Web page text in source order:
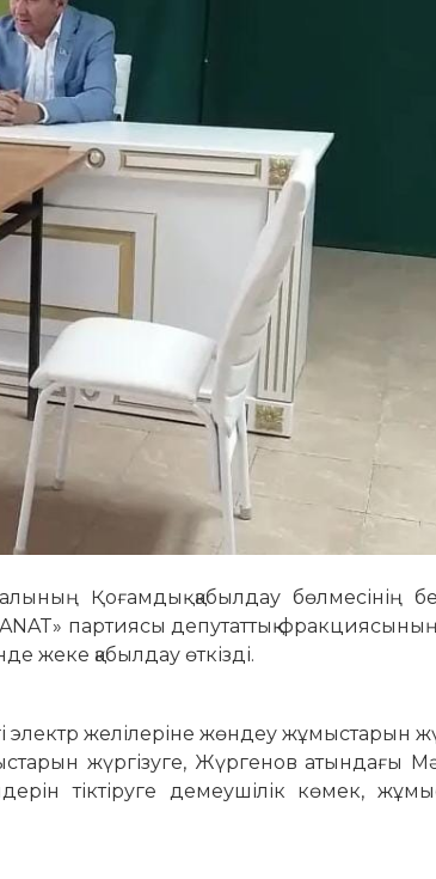
Қоғамдық қабылдау бөлмесінің
партиясы депутаттық
жеке қабылдау өткізді.
желілеріне жөндеу жұмыстарын
жүргізуге, Жүргенов атындағы
тіктіруге демеушілік көмек,